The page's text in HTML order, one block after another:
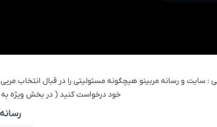
: سایت و رسانه مربینو هیچگونه مسئولیتی را در قبال انتخاب
خود درخواست کنید ( در بخش ویژه